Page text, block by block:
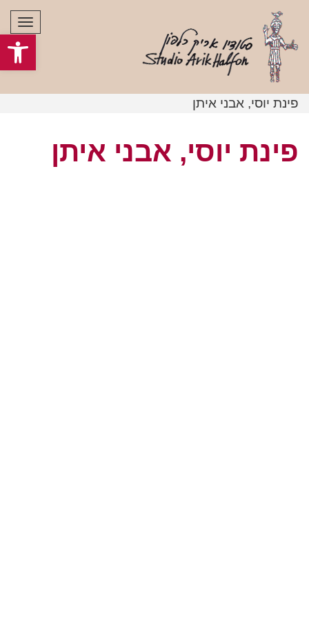
פינת יוסי, אבני איתן
פינת יוסי, אבני איתן
פתח